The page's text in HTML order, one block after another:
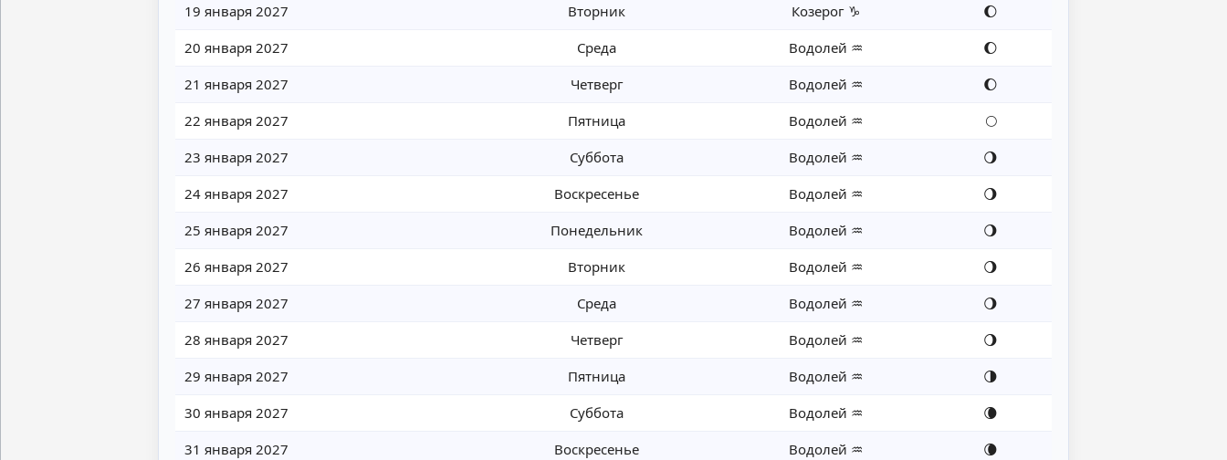
19 января 2027
Вторник Козерог ♑
🌔
20 января 2027
Среда Водолей ♒
🌔
21 января 2027
Четверг Водолей ♒
🌔
22 января 2027
Пятница Водолей ♒
🌕
23 января 2027
Суббота Водолей ♒
🌖
24 января 2027
Воскресенье Водолей ♒
🌖
25 января 2027
Понедельник Водолей ♒
🌖
26 января 2027
Вторник Водолей ♒
🌖
27 января 2027
Среда Водолей ♒
🌖
28 января 2027
Четверг Водолей ♒
🌖
29 января 2027
Пятница Водолей ♒
🌗
30 января 2027
Суббота Водолей ♒
🌘
31 января 2027
Воскресенье Водолей ♒
🌘